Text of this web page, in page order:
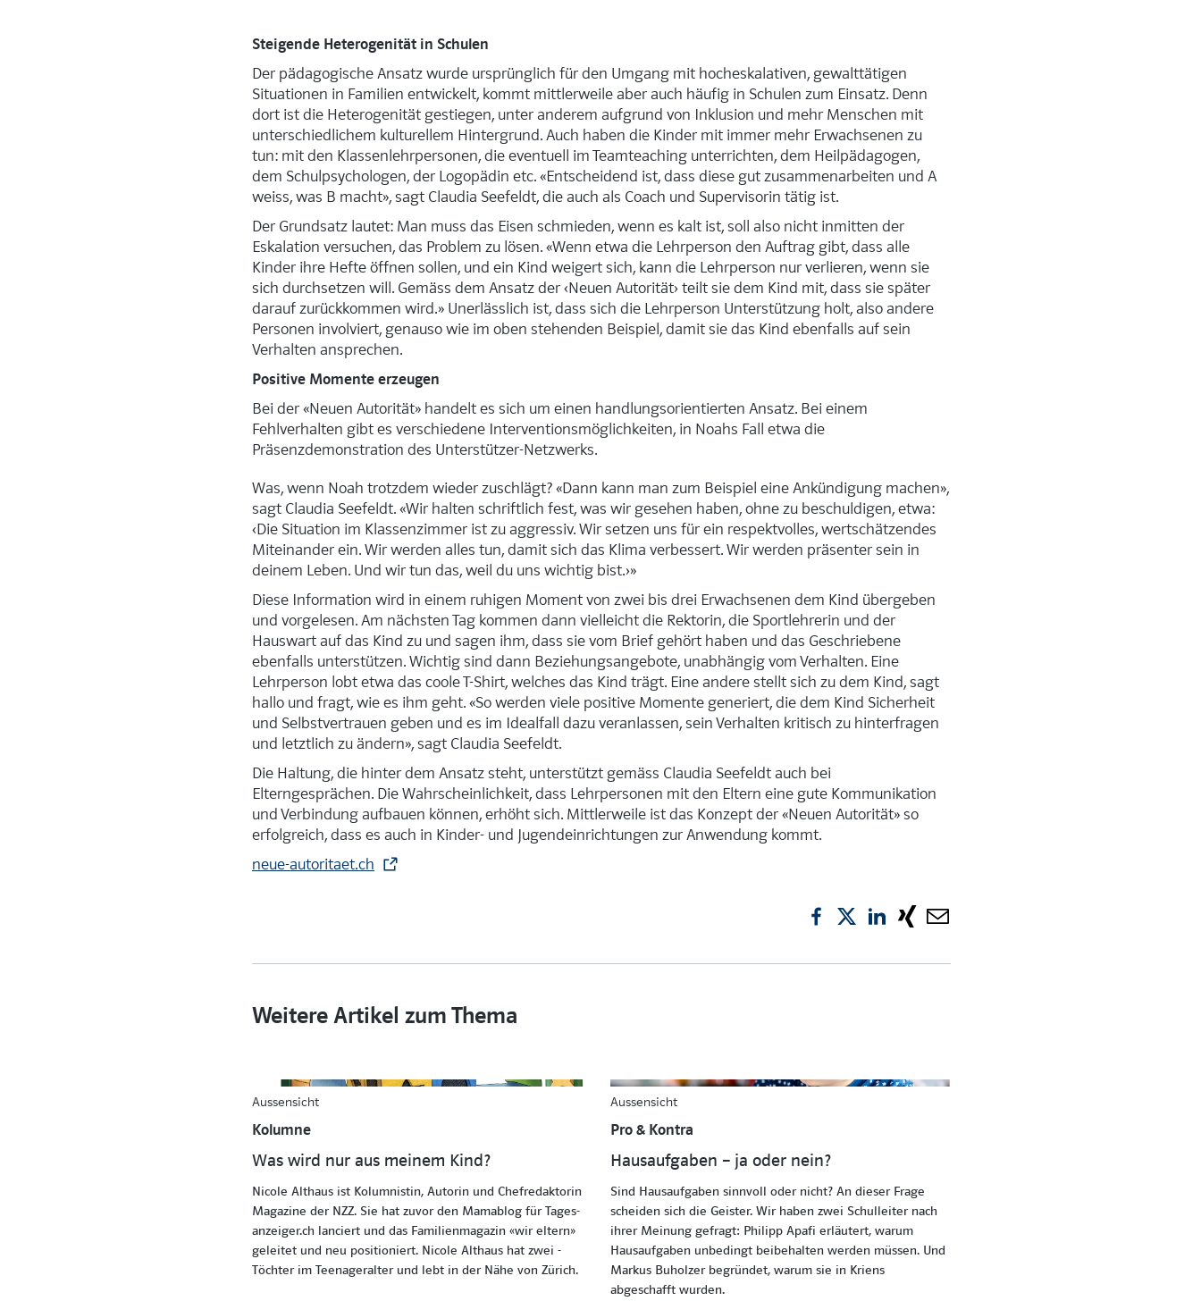
Steigende Heterogenität in Schulen
Der pädagogische Ansatz wurde ursprünglich für den Umgang mit hocheskalativen, gewalttätigen
Situationen in Familien entwickelt, kommt mittlerweile aber auch häufig in Schulen zum Einsatz. Denn
dort ist die Heterogenität gestiegen, unter anderem aufgrund von Inklusion und mehr Menschen mit
unterschiedlichem kulturellem Hintergrund. Auch haben die Kinder mit immer mehr Erwachsenen zu
tun: mit den Klassenlehrpersonen, die eventuell im Teamteaching unterrichten, dem Heilpädagogen,
dem Schulpsychologen, der Logopädin etc. «Entscheidend ist, dass diese gut zusammenarbeiten und A
weiss, was B macht», sagt Claudia Seefeldt, die auch als Coach und Supervisorin tätig ist.
Der Grundsatz lautet: Man muss das Eisen schmieden, wenn es kalt ist, soll also nicht inmitten der
Eskalation versuchen, das Problem zu lösen. «Wenn etwa die Lehrperson den Auftrag gibt, dass alle
Kinder ihre Hefte öffnen sollen, und ein Kind weigert sich, kann die Lehrperson nur verlieren, wenn sie
sich durchsetzen will. Gemäss dem Ansatz der ‹Neuen Autorität› teilt sie dem Kind mit, dass sie später
darauf zurückkommen wird.» Unerlässlich ist, dass sich die Lehrperson Unterstützung holt, also andere
Personen involviert, genauso wie im oben stehenden Beispiel, damit sie das Kind ebenfalls auf sein
Verhalten ansprechen.
Positive Momente erzeugen
Bei der «Neuen Autorität» handelt es sich um einen handlungsorientierten Ansatz. Bei einem
Fehlverhalten gibt es verschiedene Interventionsmöglichkeiten, in Noahs Fall etwa die
Präsenzdemonstration des Unterstützer-Netzwerks.
Was, wenn Noah trotzdem wieder zuschlägt? «Dann kann man zum Beispiel eine Ankündigung machen»,
sagt Claudia Seefeldt. «Wir halten schriftlich fest, was wir gesehen haben, ohne zu beschuldigen, etwa:
‹Die Situation im Klassenzimmer ist zu aggressiv. Wir setzen uns für ein respektvolles, wertschätzendes
Miteinander ein. Wir werden alles tun, damit sich das Klima verbessert. Wir werden präsenter sein in
deinem Leben. Und wir tun das, weil du uns wichtig bist.›»
Diese Information wird in einem ruhigen Moment von zwei bis drei Erwachsenen dem Kind übergeben
und vorgelesen. Am nächsten Tag kommen dann vielleicht die Rektorin, die Sportlehrerin und der
Hauswart auf das Kind zu und sagen ihm, dass sie vom Brief gehört haben und das Geschriebene
ebenfalls unterstützen. Wichtig sind dann Beziehungsangebote, unabhängig vom Verhalten. Eine
Lehrperson lobt etwa das coole T-Shirt, welches das Kind trägt. Eine andere stellt sich zu dem Kind, sagt
hallo und fragt, wie es ihm geht. «So werden viele positive Momente generiert, die dem Kind Sicherheit
und Selbstvertrauen geben und es im Idealfall dazu veranlassen, sein Verhalten kritisch zu hinterfragen
und letztlich zu ändern», sagt Claudia Seefeldt.
Die Haltung, die hinter dem Ansatz steht, unterstützt gemäss Claudia Seefeldt auch bei
Elterngesprächen. Die Wahrscheinlichkeit, dass Lehrpersonen mit den Eltern eine gute Kommunikation
und Verbindung aufbauen können, erhöht sich. Mittlerweile ist das Konzept der «Neuen Autorität» so
erfolgreich, dass es auch in ­Kinder- und Jugendeinrichtungen zur Anwendung kommt.
neue-autoritaet.ch
Weitere Artikel zum Thema
Aussensicht
Kolumne
Was wird nur aus ­meinem Kind?
Nicole Althaus ist Kolumnistin, Autorin und Chefredaktorin
Magazine der NZZ. Sie hat zuvor den Mamablog für Tages­
anzeiger.ch lanciert und das Familienmagazin «wir eltern»
geleitet und neu positioniert. Nicole Althaus hat zwei ­
Töchter im Teenageralter und lebt in der Nähe von Zürich.
Aussensicht
Pro & Kontra
Hausaufgaben – ja oder nein?
Sind Hausaufgaben sinnvoll oder nicht? An dieser Frage
scheiden sich die Geister. Wir haben zwei Schulleiter nach
ihrer Meinung gefragt: Philipp Apafi erläutert, warum
Hausaufgaben unbedingt beibehalten werden müssen. Und
Markus Buholzer begründet, warum sie in Kriens
abgeschafft wurden.